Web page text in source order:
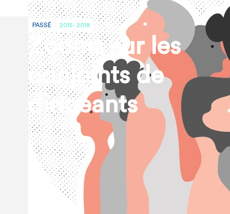
Zooms sur les
conjoints de
dirigeants
PASSÉ 2015 - 2018